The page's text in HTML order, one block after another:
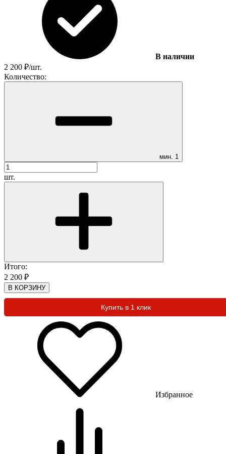
В наличии
2 200 ₽/шт.
Количество:
мин. 1
шт.
Итого:
2 200 ₽
В КОРЗИНУ
Купить в 1 клик
Избранное